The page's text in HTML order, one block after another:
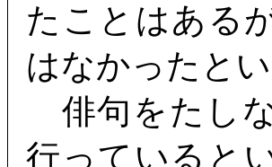
たことはある
はなかったとい
俳句をたし
行っていると